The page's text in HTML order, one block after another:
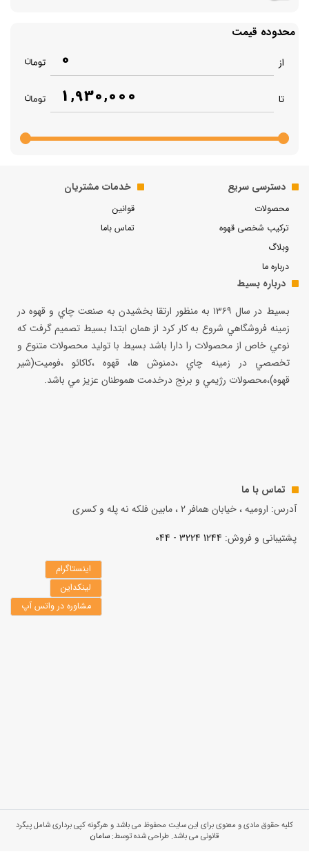
محدوده قیمت
از 0
تا 1,930,000
دسترسی سریع
محصولات
ترکیب شخصی قهوه
وبلاگ
درباره ما
خدمات مشتریان
قوانین
تماس باما
درباره بسیط
بسيط در سال ۱۳۶۹ به منظور ارتقا بخشيدن به صنعت چاي و قهوه در
زمينه فروشگاهي شروع به كار كرد از همان ابتدا بسيط تصميم گرفت كه
نوعي خاص از محصولات را دارا باشد بسيط با توليد محصولات متنوع و
تخصصي در زمينه چاي ،دمنوش ها، قهوه ،كاكائو ،فوميت(شير
قهوه)،محصولات رژيمي و برنج درخدمت هموطنان عزيز مي باشد.
تماس با ما
آدرس: ارومیه ، خیابان همافر 2 ، مابين فلكه نه پله و کسری
پشتیبانی و فروش: 1244 3224 - 044
اینستاگرام
لینکداین
مشاوره در واتس آپ
کلیه حقوق مادی و معنوی برای این سایت محفوظ می باشد و هرگونه کپی برداری شامل پیگرد
قانونی می باشد. طراحی شده توسط:سامان